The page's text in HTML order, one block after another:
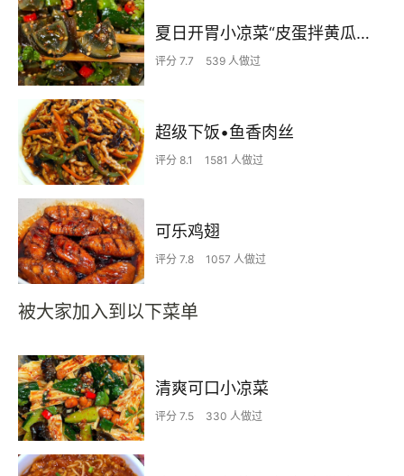
夏日开胃小凉菜“皮蛋拌黄瓜🥒”开胃减脂
评分 7.7 539 人做过
超级下饭•鱼香肉丝
评分 8.1 1581 人做过
可乐鸡翅
评分 7.8 1057 人做过
被大家加入到以下菜单
清爽可口小凉菜
评分 7.5 330 人做过